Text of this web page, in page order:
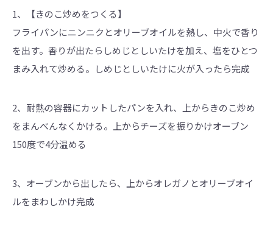
1、【きのこ炒めをつくる】
フライパンにニンニクとオリーブオイルを熱し、中火で香り
を出す。香りが出たらしめじとしいたけを加え、塩をひとつ
まみ入れて炒める。しめじとしいたけに火が入ったら完成
2、耐熱の容器にカットしたパンを入れ、上からきのこ炒め
をまんべんなくかける。上からチーズを振りかけオーブン
150度で4分温める
3、オーブンから出したら、上からオレガノとオリーブオイ
ルをまわしかけ完成